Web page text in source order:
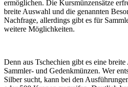
ermöglichen. Die Kursmünzensätze
breite Auswahl und die genannten
Nachfrage, allerdings gibt es für
weitere Möglichkeiten.
Denn aus Tschechien gibt es eine
Sammler- und Gedenkmünzen. Wer
Silber sucht, kann bei den